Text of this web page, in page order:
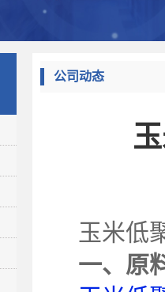
公司动态
玉米低
一、原